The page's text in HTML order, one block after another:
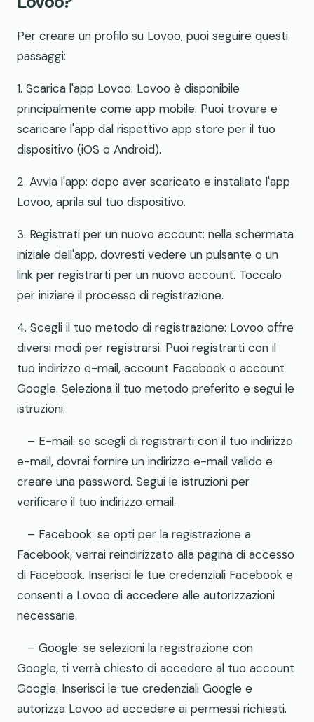
Per creare un profilo su Lovoo, puoi seguire questi
passaggi:
1. Scarica l'app Lovoo: Lovoo è disponibile
principalmente come app mobile. Puoi trovare e
scaricare l'app dal rispettivo app store per il tuo
dispositivo (iOS o Android).
2. Avvia l'app: dopo aver scaricato e installato l'app
Lovoo, aprila sul tuo dispositivo.
3. Registrati per un nuovo account: nella schermata
iniziale dell'app, dovresti vedere un pulsante o un
link per registrarti per un nuovo account. Toccalo
per iniziare il processo di registrazione.
4. Scegli il tuo metodo di registrazione: Lovoo offre
diversi modi per registrarsi. Puoi registrarti con il
tuo indirizzo e-mail, account Facebook o account
Google. Seleziona il tuo metodo preferito e segui le
istruzioni.
– E-mail: se scegli di registrarti con il tuo indirizzo
e-mail, dovrai fornire un indirizzo e-mail valido e
creare una password. Segui le istruzioni per
verificare il tuo indirizzo email.
– Facebook: se opti per la registrazione a
Facebook, verrai reindirizzato alla pagina di accesso
di Facebook. Inserisci le tue credenziali Facebook e
consenti a Lovoo di accedere alle autorizzazioni
necessarie.
– Google: se selezioni la registrazione con
Google, ti verrà chiesto di accedere al tuo account
Google. Inserisci le tue credenziali Google e
autorizza Lovoo ad accedere ai permessi richiesti.